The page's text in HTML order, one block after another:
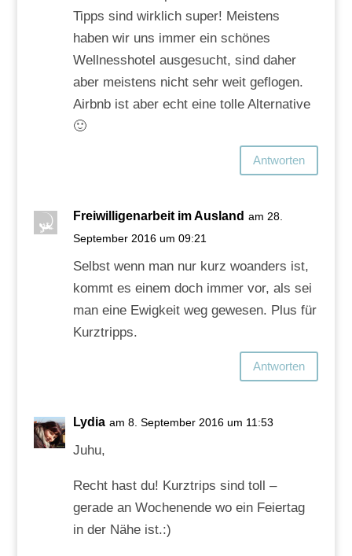
Tipps sind wirklich super! Meistens
haben wir uns immer ein schönes
Wellnesshotel ausgesucht, sind daher
aber meistens nicht sehr weit geflogen.
Airbnb ist aber echt eine tolle Alternative
🙂
Antworten
Freiwilligenarbeit im Ausland am 28.
September 2016 um 09:21
Selbst wenn man nur kurz woanders ist,
kommt es einem doch immer vor, als sei
man eine Ewigkeit weg gewesen. Plus für
Kurztripps.
Antworten
Lydia am 8. September 2016 um 11:53
Juhu,
Recht hast du! Kurztrips sind toll –
gerade an Wochenende wo ein Feiertag
in der Nähe ist.:)